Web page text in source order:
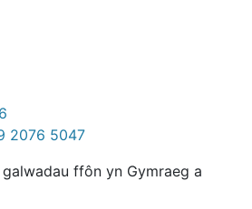
2076 5047
ffôn yn Gymraeg a